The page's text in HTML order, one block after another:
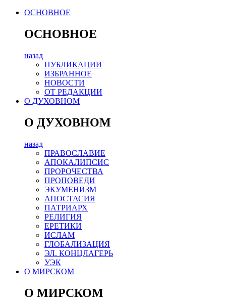
ОСНОВНОЕ
ОСНОВНОЕ
назад
ПУБЛИКАЦИИ
ИЗБРАННОЕ
НОВОСТИ
ОТ РЕДАКЦИИ
О ДУХОВНОМ
О ДУХОВНОМ
назад
ПРАВОСЛАВИЕ
АПОКАЛИПСИС
ПРОРОЧЕСТВА
ПРОПОВЕДИ
ЭКУМЕНИЗМ
АПОСТАСИЯ
ПАТРИАРХ
РЕЛИГИЯ
ЕРЕТИКИ
ИСЛАМ
ГЛОБАЛИЗАЦИЯ
ЭЛ. КОНЦЛАГЕРЬ
УЭК
О МИРСКОМ
О МИРСКОМ